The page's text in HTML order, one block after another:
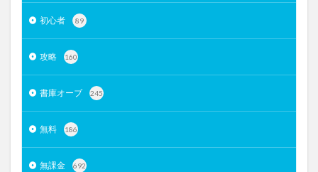
初心者 89
攻略 160
書庫オーブ 245
無料 186
無課金 692